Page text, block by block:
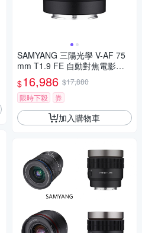
SAMYANG 三陽光學 V-AF 75
mm T1.9 FE 自動對焦電影鏡 S
ony FE 公司貨
$16,986 $17,880
限時下殺
券
加入購物車